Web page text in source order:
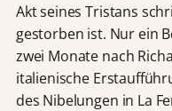
Akt seines Tristans
gestorben ist. Nur ein
zwei Monate nach
italienische
des Nibelungen in La